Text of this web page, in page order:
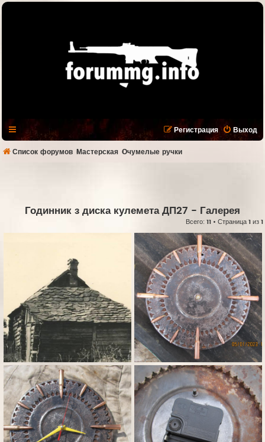
Выход
Регистрация
Список форумов Мастерская Очумелые ручки
Годинник з диска кулемета ДП27 - Галерея
Всего: 11 • Страница 1 из 1